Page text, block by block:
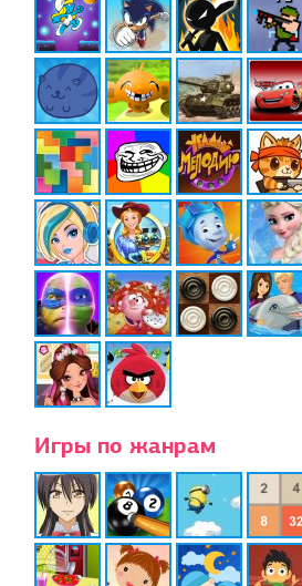
Игры по жанрам